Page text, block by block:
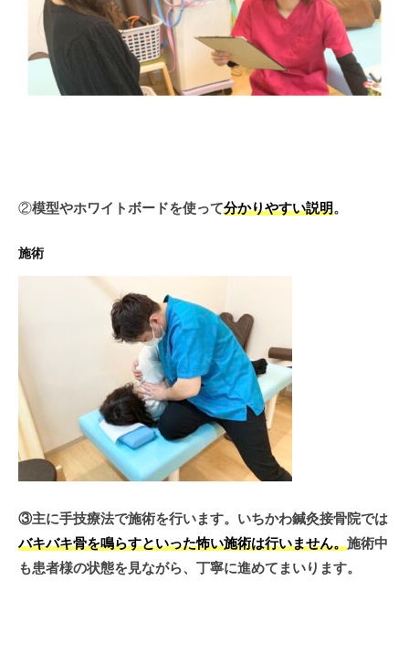
②模型やホワイトボードを使って分かりやすい説明。
施術
③主に手技療法で施術を行います。いちかわ鍼灸接骨院では
バキバキ骨を鳴らすといった怖い施術は行いません。施術中
も患者様の状態を見ながら、丁寧に進めてまいります。